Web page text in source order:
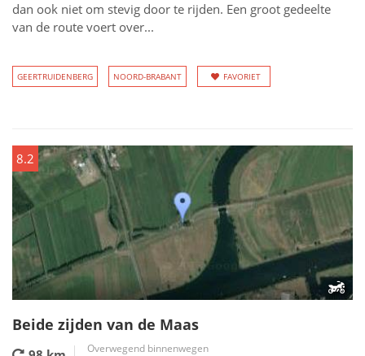
dan ook niet om stevig door te rijden. Een groot gedeelte
van de route voert over...
GEERTRUIDENBERG NOORD-BRABANT FAVORIET
8.2
Beide zijden van de Maas
Overwegend binnenwegen